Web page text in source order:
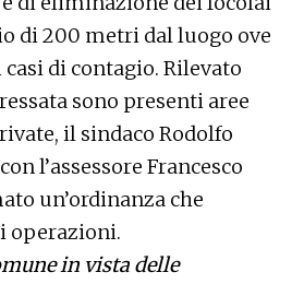
di 200 metri dal luogo ove
di contagio. Rilevato
sono presenti aree
il sindaco Rodolfo
l’assessore Francesco
un’ordinanza che
operazioni.
in vista delle